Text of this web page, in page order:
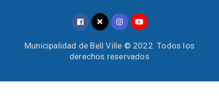
Municipalidad de Bell Ville © 2022. Todos los
derechos reservados